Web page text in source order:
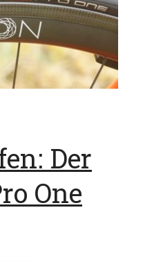
Der
One